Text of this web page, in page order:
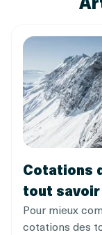
Cotations
tout savoir
Pour mieux
cotations des